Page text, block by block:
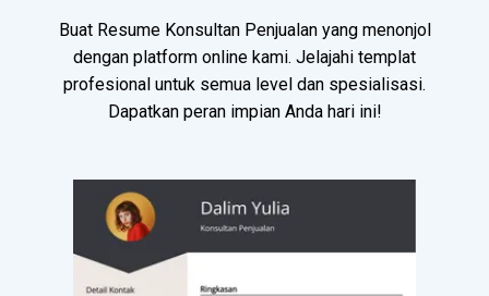
Buat Resume Konsultan Penjualan yang menonjol
dengan platform online kami. Jelajahi templat
profesional untuk semua level dan spesialisasi.
Dapatkan peran impian Anda hari ini!